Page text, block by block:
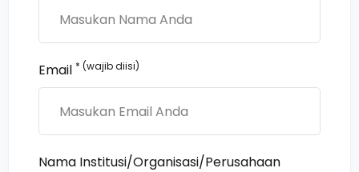
Email * (wajib diisi)
Nama Institusi/Organisasi/Perusahaan